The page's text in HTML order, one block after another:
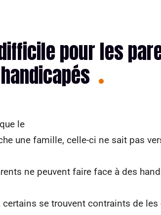
pour les
le
une famille, celle-ci ne sait pas
ne peuvent faire face à des
certains se trouvent contraints de les